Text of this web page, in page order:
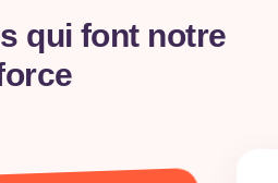
qui font notre